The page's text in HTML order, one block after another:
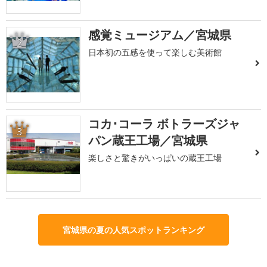
2 感覚ミュージアム／宮城県
日本初の五感を使って楽しむ美術館
3
コカ･コーラ ボトラーズジャ
パン蔵王工場／宮城県
楽しさと驚きがいっぱいの蔵王工場
宮城県の夏の人気スポットランキング